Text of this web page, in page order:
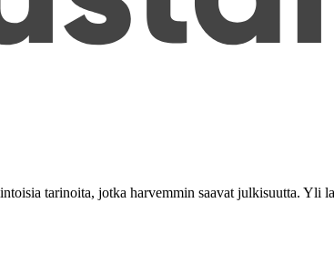
tarinoita, jotka harvemmin saavat julkisuutta.